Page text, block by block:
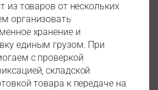
из товаров от нескольких
организовать
хранение и
единым грузом. При
с проверкой
складской
товара к передаче на